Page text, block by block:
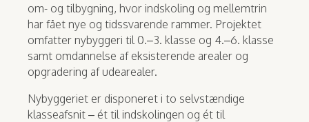
om- og tilbygning, hvor indskoling og mellemtrin
har fået nye og tidssvarende rammer. Projektet
omfatter nybyggeri til 0.–3. klasse og 4.–6. klasse
samt omdannelse af eksisterende arealer og
opgradering af udearealer.
Nybyggeriet er disponeret i to selvstændige
klasseafsnit – ét til indskolingen og ét til